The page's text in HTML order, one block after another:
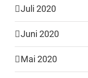
Juli 2020
Juni 2020
Mai 2020